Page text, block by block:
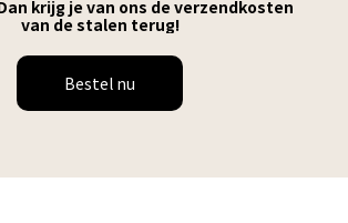
krijg je van ons de verzendkosten
van de stalen terug!
Bestel nu